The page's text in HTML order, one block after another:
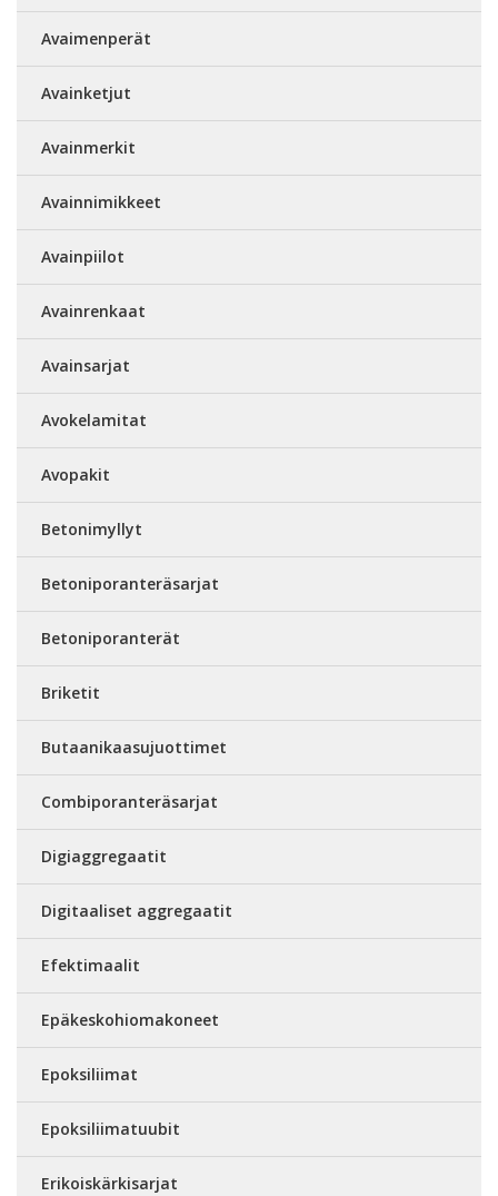
Avaimenperät
Avainketjut
Avainmerkit
Avainnimikkeet
Avainpiilot
Avainrenkaat
Avainsarjat
Avokelamitat
Avopakit
Betonimyllyt
Betoniporanteräsarjat
Betoniporanterät
Briketit
Butaanikaasujuottimet
Combiporanteräsarjat
Digiaggregaatit
Digitaaliset aggregaatit
Efektimaalit
Epäkeskohiomakoneet
Epoksiliimat
Epoksiliimatuubit
Erikoiskärkisarjat